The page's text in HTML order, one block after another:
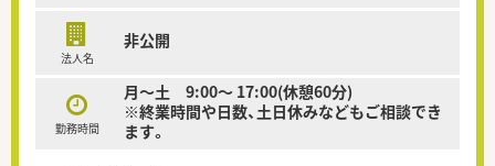
法人名
非公開
勤務時間
月～土 9:00～ 17:00(休憩60分)
※終業時間や日数、土日休みなどもご相談でき
ます。